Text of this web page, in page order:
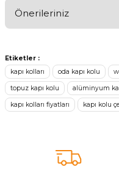
Önerileriniz
konularda yetersiz
tarafımıza iletebilirsiniz.
Görüş ve önerileriniz için
Ürün resmi kalitesiz, bozuk
Ürün fiyatı diğer sitelerden
Etiketler :
kapı kolları
oda kapı kolu
topuz kapı kolu alüminyum
kapı kolları fiyatları kapı kolu